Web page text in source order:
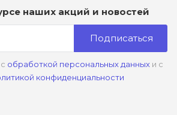
наших акций и новостей
Подписаться
обработкой персональных данныхи с
конфиденциальности